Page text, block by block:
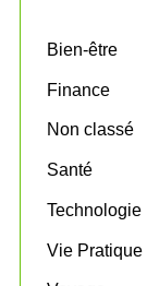
o
:
Bien-être
Finance
Non classé
Santé
Technologie
Vie Pratique